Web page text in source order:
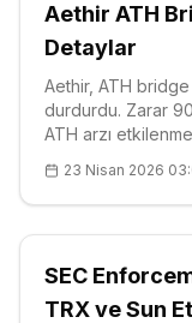
Aethir ATH
Detaylar
Aethir, ATH bridge
durdurdu. Zarar
ATH arzı
23 Nisan 2026
SEC
TRX ve Sun